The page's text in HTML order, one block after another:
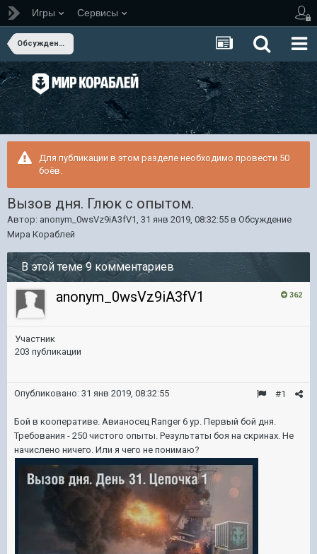
Игры Сервисы
Обсуждение Мира Кораблей
Для публикации в этом разделе необходимо провести 50
боёв.
Вызов дня. Глюк с опытом.
Автор: anonym_0wsVz9iA3fV1, 31 янв 2019, 08:32:55 в Обсуждение
Мира Кораблей
В этой теме 9 комментариев
362
anonym_0wsVz9iA3fV1
Участник
203 публикации
#1
Опубликовано: 31 янв 2019, 08:32:55
Бой в кооперативе. Авианосец Ranger 6 ур. Первый бой дня.
Требования - 250 чистого опыты. Результаты боя на скринах. Не
начислено ничего. Или я чего не понимаю?